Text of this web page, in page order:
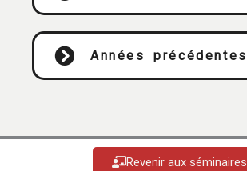
Années précédentes
Revenir aux séminaires